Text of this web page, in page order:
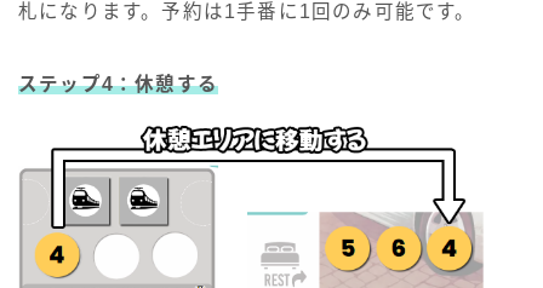
札になります。予約は1手番に1回のみ可能です。
ステップ4：休憩する